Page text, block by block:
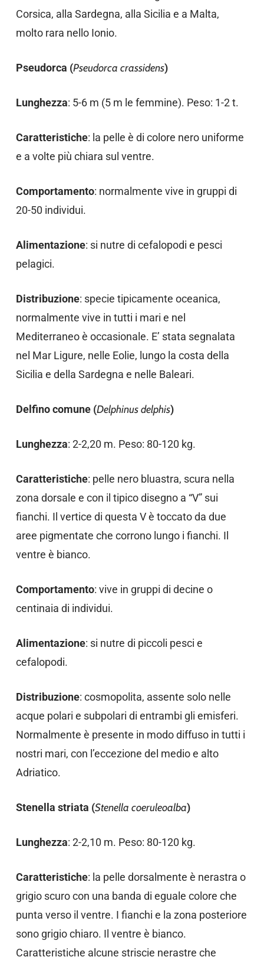
Corsica, alla Sardegna, alla Sicilia e a Malta,
molto rara nello Ionio.
Pseudorca (Pseudorca crassidens)
Lunghezza: 5-6 m (5 m le femmine). Peso: 1-2 t.
Caratteristiche: la pelle è di colore nero uniforme
e a volte più chiara sul ventre.
Comportamento: normalmente vive in gruppi di
20-50 individui.
Alimentazione: si nutre di cefalopodi e pesci
pelagici.
Distribuzione: specie tipicamente oceanica,
normalmente vive in tutti i mari e nel
Mediterraneo è occasionale. E’ stata segnalata
nel Mar Ligure, nelle Eolie, lungo la costa della
Sicilia e della Sardegna e nelle Baleari.
Delfino comune (Delphinus delphis)
Lunghezza: 2-2,20 m. Peso: 80-120 kg.
Caratteristiche: pelle nero bluastra, scura nella
zona dorsale e con il tipico disegno a “V” sui
fianchi. Il vertice di questa V è toccato da due
aree pigmentate che corrono lungo i fianchi. Il
ventre è bianco.
Comportamento: vive in gruppi di decine o
centinaia di individui.
Alimentazione: si nutre di piccoli pesci e
cefalopodi.
Distribuzione: cosmopolita, assente solo nelle
acque polari e subpolari di entrambi gli emisferi.
Normalmente è presente in modo diffuso in tutti i
nostri mari, con l’eccezione del medio e alto
Adriatico.
Stenella striata (Stenella coeruleoalba)
Lunghezza: 2-2,10 m. Peso: 80-120 kg.
Caratteristiche: la pelle dorsalmente è nerastra o
grigio scuro con una banda di eguale colore che
punta verso il ventre. I fianchi e la zona posteriore
sono grigio chiaro. Il ventre è bianco.
Caratteristiche alcune striscie nerastre che